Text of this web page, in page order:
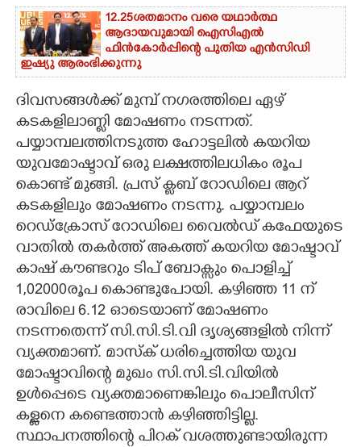
12.25ശതമാനം വരെ യഥാർത്ഥ
ആദായവുമായി ഐസിഎൽ
ഫിൻകോർപ്പിന്റെ പുതിയ എൻസിഡി
ഇഷ്യു ആരംഭിക്കുന്നു
ദിവസങ്ങൾക്ക് മുമ്പ് നഗരത്തിലെ ഏഴ്
കടകളിലാണ്ളി മോഷണം നടന്നത്.
പയ്യാമ്പലത്തിനടുത്ത ഹോട്ടലിൽ കയറിയ
യുവമോഷ്ടാവ് ഒരു ലക്ഷത്തിലധികം രൂപ
കൊണ്ട് മുങ്ങി. പ്രസ് ക്ലബ് റോഡിലെ ആറ്
കടകളിലും മോഷണം നടന്നു. പയ്യാമ്പലം
റെഡ്ക്രോസ് റോഡിലെ വൈൽഡ് കഫേയുടെ
വാതിൽ തകർത്ത് അകത്ത് കയറിയ മോഷ്ടാവ്
കാഷ് കൗണ്ടറും ടിപ് ബോക്സും പൊളിച്ച്
1,02000രൂപ കൊണ്ടുപോയി. കഴിഞ്ഞ 11 ന്
രാവിലെ 6.12 ഓടെയാണ് മോഷണം
നടന്നതെന്ന് സി.സി.ടി.വി ദൃശ്യങ്ങളിൽ നിന്ന്
വ്യക്തമാണ്. മാസ്ക് ധരിച്ചെത്തിയ യുവ
മോഷ്ടാവിന്റെ മുഖം സി.സി.ടി.വിയിൽ
ഉൾപ്പെടെ വ്യക്തമാണെങ്കിലും പൊലീസിന്
കള്ളനെ കണ്ടെത്താൻ കഴിഞ്ഞിട്ടില്ല.
സ്ഥാപനത്തിന്റെ പിറക് വശത്തുണ്ടായിരുന്ന